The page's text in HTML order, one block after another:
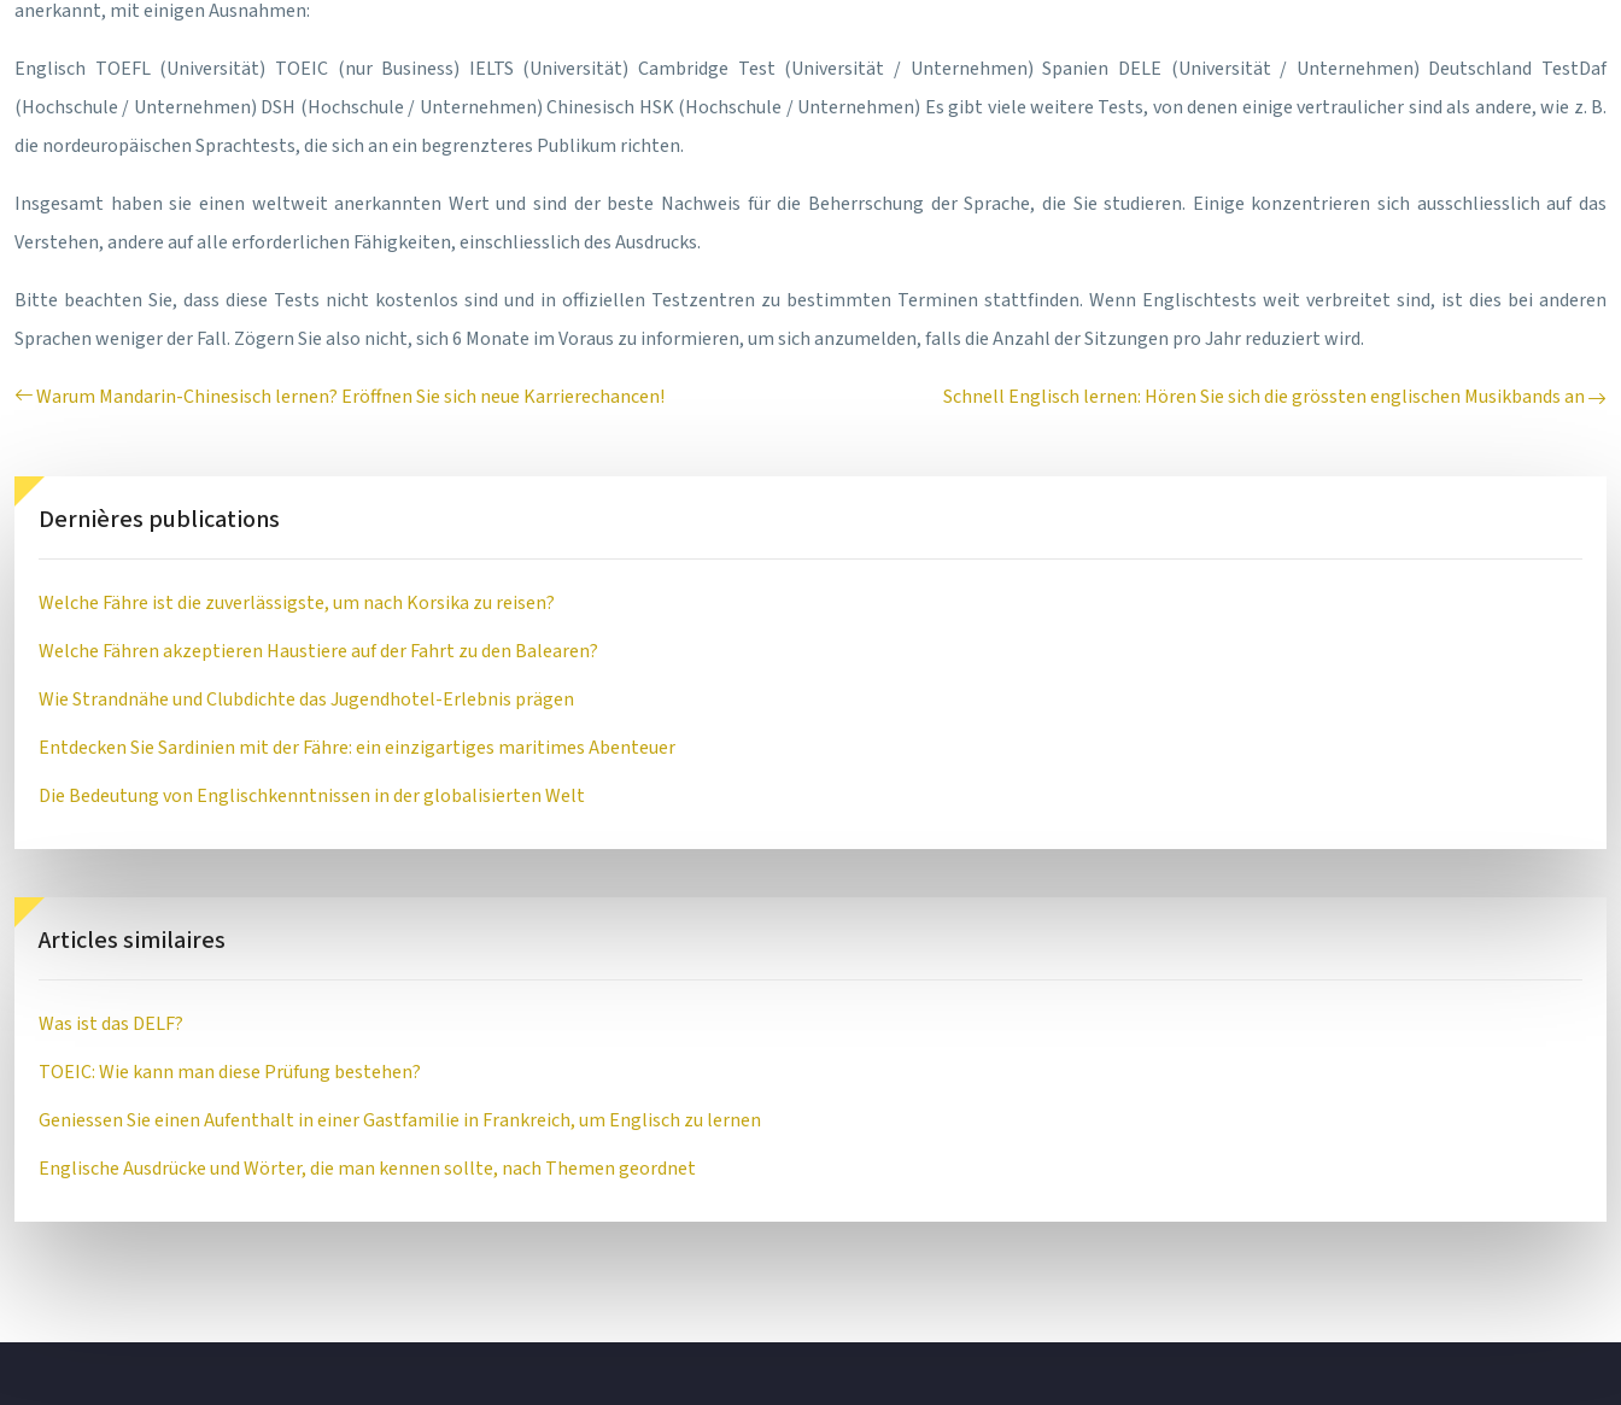
anerkannt, mit einigen Ausnahmen:
Englisch TOEFL (Universität) TOEIC (nur Business) IELTS (Universität) Cambridge Test (Universität / Unternehmen) Spanien DELE (Universität / Unternehmen) Deutschland TestDaf
(Hochschule / Unternehmen) DSH (Hochschule / Unternehmen)Chinesisch HSK (Hochschule / Unternehmen) Es gibt viele weitere Tests, von denen einige vertraulicher sind als andere, wie z. B.
die nordeuropäischen Sprachtests, die sich an ein begrenzteres Publikum richten.
Insgesamt haben sie einen weltweit anerkannten Wert und sind der beste Nachweis für die Beherrschung der Sprache, die Sie studieren. Einige konzentrieren sich ausschliesslich auf das
Verstehen, andere auf alle erforderlichen Fähigkeiten, einschliesslich des Ausdrucks.
Bitte beachten Sie, dass diese Tests nicht kostenlos sind und in offiziellen Testzentren zu bestimmten Terminen stattfinden. Wenn Englischtests weit verbreitet sind, ist dies bei anderen
Sprachen weniger der Fall. Zögern Sie also nicht, sich 6 Monate im Voraus zu informieren, um sich anzumelden, falls die Anzahl der Sitzungen pro Jahr reduziert wird.
Warum Mandarin-Chinesisch lernen? Eröffnen Sie sich neue Karrierechancen! Schnell Englisch lernen: Hören Sie sich die grössten englischen Musikbands an
Dernières publications
Welche Fähre ist die zuverlässigste, um nach Korsika zu reisen?
Welche Fähren akzeptieren Haustiere auf der Fahrt zu den Balearen?
Wie Strandnähe und Clubdichte das Jugendhotel-Erlebnis prägen
Entdecken Sie Sardinien mit der Fähre: ein einzigartiges maritimes Abenteuer
Die Bedeutung von Englischkenntnissen in der globalisierten Welt
Articles similaires
Was ist das DELF?
TOEIC: Wie kann man diese Prüfung bestehen?
Geniessen Sie einen Aufenthalt in einer Gastfamilie in Frankreich, um Englisch zu lernen
Englische Ausdrücke und Wörter, die man kennen sollte, nach Themen geordnet